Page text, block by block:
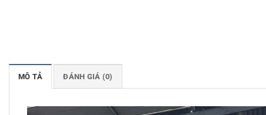
MÔ TẢ ĐÁNH GIÁ (0)